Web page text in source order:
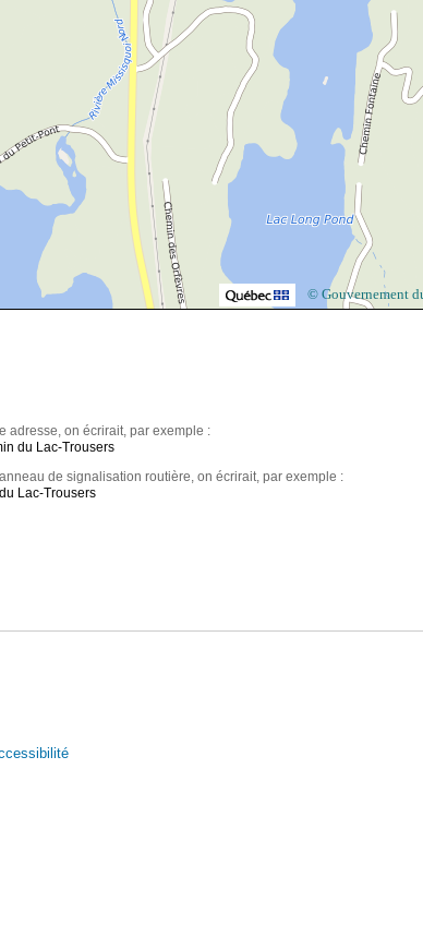
© Gouvernement
adresse, on écrirait, par exemple :
du Lac-Trousers
de signalisation routière, on écrirait, par exemple :
Lac-Trousers